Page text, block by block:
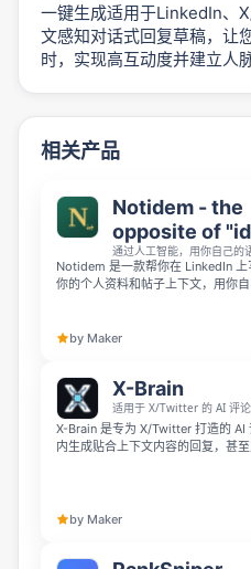
一键生成适用于LinkedIn、
文感知对话式回复草稿，让
时，实现高互动度并建立人
相关产品
Notidem - the
opposite of
通过人工智能，用你自己的
Notidem 是一款帮你在 LinkedIn
你的个人资料和帖子上下文，用你
by Maker
X-Brain
适用于 X/Twitter 的 AI 评
X-Brain 是专为 X/Twitter 打造的
内生成贴合上下文内容的回复，甚
by Maker